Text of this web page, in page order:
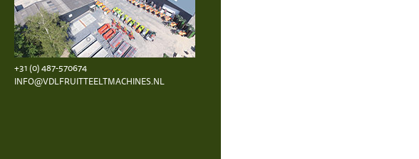
+31 (0) 487-570674
INFO@VDLFRUITTEELTMACHINES.NL